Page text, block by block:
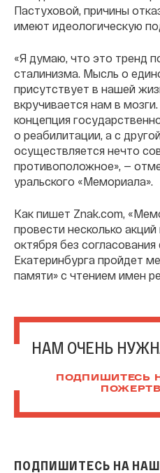
Пастуховой, причины
имеют идеологическую
«Я думаю, что это тренд
сталинизма. Мысль о
присутствует в нашей
вкручивается нам в
концепция
о реабилитации, а с
осуществляется нечто
противоположное», —
уральского «Мемориала».
Как пишет Znak.com,
провести несколько
октября без
Екатеринбурга пройдет
памяти» с чтением имен
НАМ ОЧЕНЬ
ПОДПИШИТЕСЬ
ПОДПИШИТЕСЬ НА